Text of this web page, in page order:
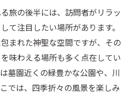
旅の後半には、訪問者がリラッ
て注目したい場所があります。
まれた神聖な空間ですが、その
味わえる場所も多く点在してい
墓園近くの緑豊かな公園や、川
では、四季折々の風景を楽しみ